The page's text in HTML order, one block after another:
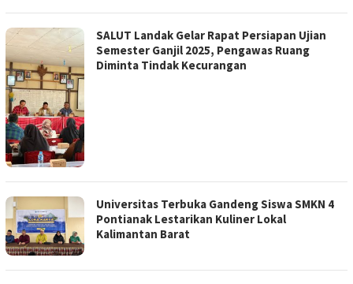
SALUT Landak Gelar Rapat Persiapan Ujian
Semester Ganjil 2025, Pengawas Ruang
Diminta Tindak Kecurangan
Universitas Terbuka Gandeng Siswa SMKN 4
Pontianak Lestarikan Kuliner Lokal
Kalimantan Barat